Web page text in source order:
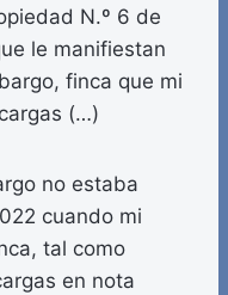
N.º 6 de
le manifiestan
finca que mi
(…)
no estaba
cuando mi
tal como
en nota